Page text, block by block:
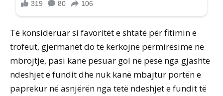
Të konsideruar si favoritët e shtatë për fitimin e
trofeut, gjermanët do të kërkojnë përmirësime në
mbrojtje, pasi kanë pësuar gol në pesë nga gjashtë
ndeshjet e fundit dhe nuk kanë mbajtur portën e
paprekur në asnjërën nga tetë ndeshjet e fundit të